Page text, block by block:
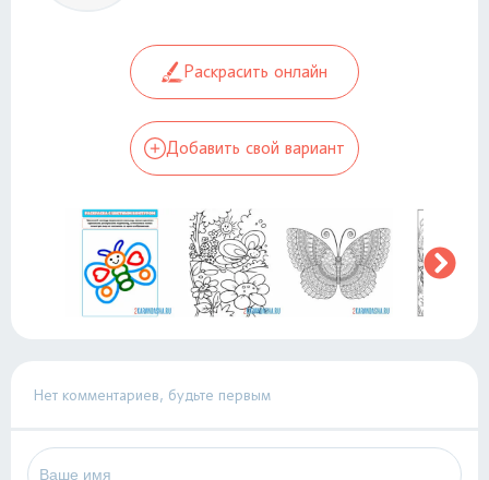
Раскрасить онлайн
Добавить свой вариант
Нет комментариев, будьте первым